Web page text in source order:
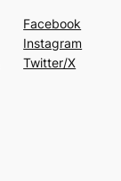
Facebook
Instagram
Twitter/X